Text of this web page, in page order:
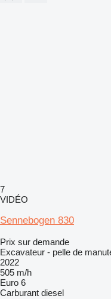
7
VIDÉO
Sennebogen 830
Prix sur demande
Excavateur - pelle de
2022
505 m/h
Euro 6
Carburant diesel